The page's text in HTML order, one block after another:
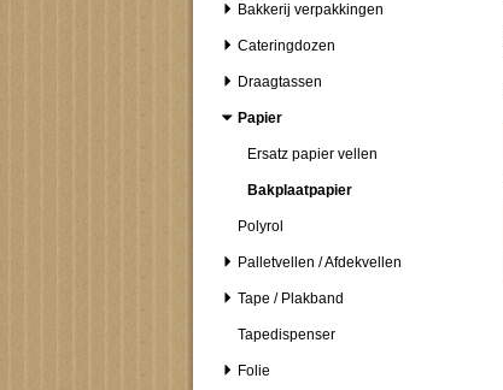
Bakkerij verpakkingen
Cateringdozen
Draagtassen
Papier
Ersatz papier vellen
Bakplaatpapier
Polyrol
Palletvellen / Afdekvellen
Tape / Plakband
Tapedispenser
Folie